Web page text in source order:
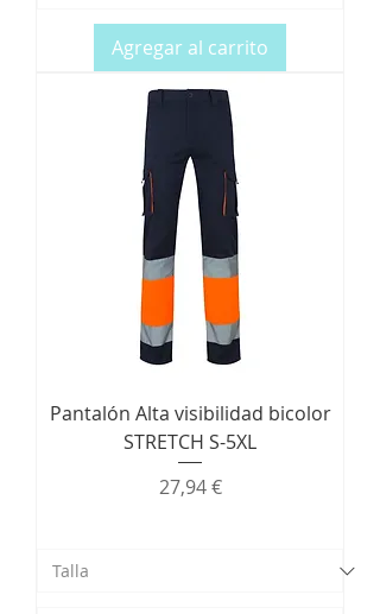
Agregar al carrito
Pantalón Alta visibilidad bicolor
STRETCH S-5XL
Precio
27,94 €